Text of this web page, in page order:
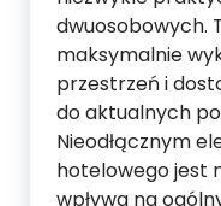
dwuosobowych.
maksymalnie
przestrzeń i
do aktualnych
Nieodłącznym
hotelowego jest
wpływa na